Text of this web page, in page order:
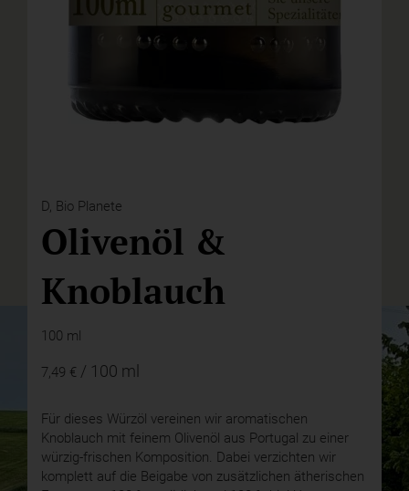
D, Bio Planete
Olivenöl &
Knoblauch
100 ml
7,49 € / 100 ml
Für dieses Würzöl vereinen wir aromatischen
Knoblauch mit feinem Olivenöl aus Portugal zu einer
würzig-frischen Komposition. Dabei verzichten wir
komplett auf die Beigabe von zusätzlichen ätherischen